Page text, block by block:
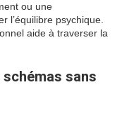
ou une
l’équilibre psychique.
aide à traverser la
sans